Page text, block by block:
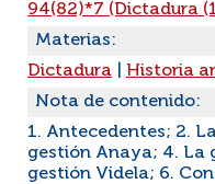
94(82)*7 (Dictadura
Materias:
Dictadura
Historia
Nota de contenido:
1. Antecedentes; 2.
gestión Anaya; 4. La
gestión Videla; 6.